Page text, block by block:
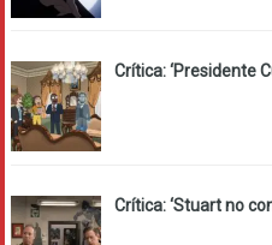
Crítica: ‘Presidente
Crítica: ‘Stuart no